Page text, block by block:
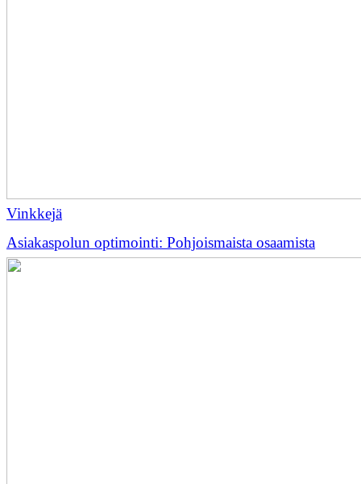
Vinkkejä
Asiakaspolun optimointi: Pohjoismaista osaamista